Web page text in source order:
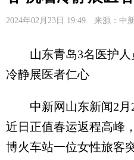
2024年02月23日 19:49 来源：中
山东青岛3名医护人
冷静展医者仁心
中新网山东新闻2月
近日正值春运返程高峰
博火车站一位女性旅客